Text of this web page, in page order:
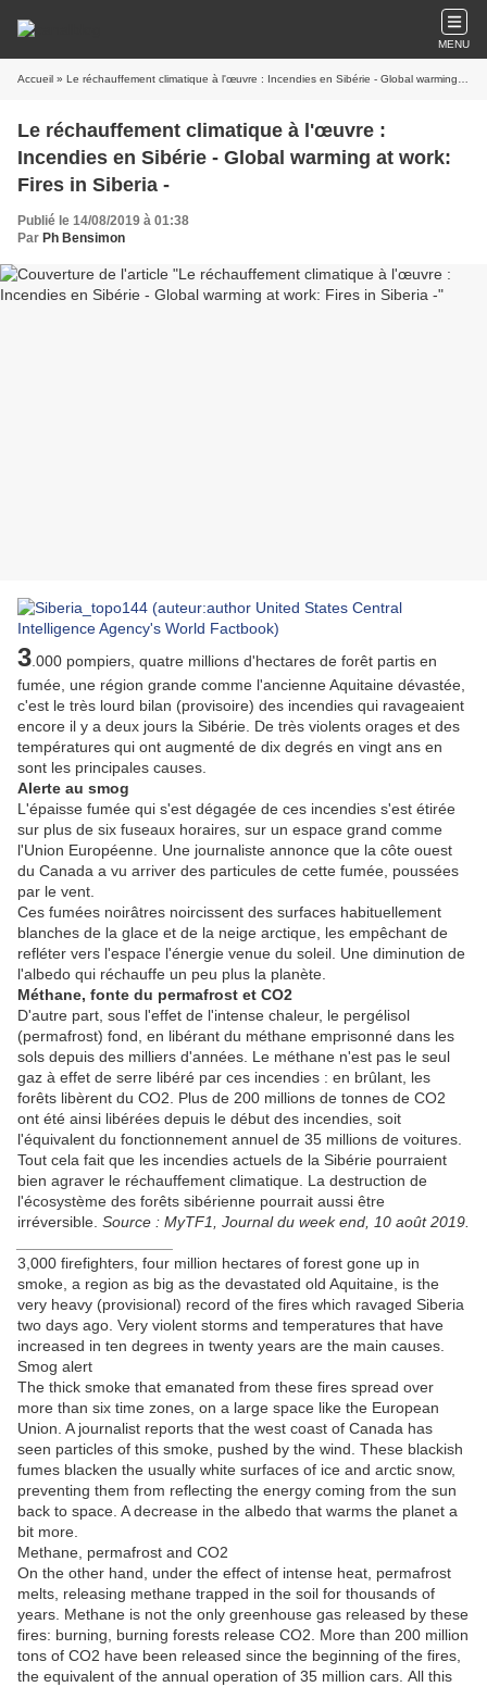
MENU
Accueil » Le réchauffement climatique à l'œuvre : Incendies en Sibérie - Global warming at work: Fires in Siberia -
Le réchauffement climatique à l'œuvre :
Incendies en Sibérie - Global warming at work:
Fires in Siberia -
Publié le 14/08/2019 à 01:38
Par Ph Bensimon
3 .000 pompiers, quatre millions d'hectares de forêt partis en
fumée, une région grande comme l'ancienne Aquitaine dévastée,
c'est le très lourd bilan (provisoire) des incendies qui ravageaient
encore il y a deux jours la Sibérie. De très violents orages et des
températures qui ont augmenté de dix degrés en vingt ans en
sont les principales causes.
Alerte au smog
L'épaisse fumée qui s'est dégagée de ces incendies s'est étirée
sur plus de six fuseaux horaires, sur un espace grand comme
l'Union Européenne. Une journaliste annonce que la côte ouest
du Canada a vu arriver des particules de cette fumée, poussées
par le vent.
Ces fumées noirâtres noircissent des surfaces habituellement
blanches de la glace et de la neige arctique, les empêchant de
refléter vers l'espace l'énergie venue du soleil. Une diminution de
l'albedo qui réchauffe un peu plus la planète.
Méthane, fonte du permafrost et CO2
D'autre part, sous l'effet de l'intense chaleur, le pergélisol
(permafrost) fond, en libérant du méthane emprisonné dans les
sols depuis des milliers d'années. Le méthane n'est pas le seul
gaz à effet de serre libéré par ces incendies : en brûlant, les
forêts libèrent du CO2. Plus de 200 millions de tonnes de CO2
ont été ainsi libérées depuis le début des incendies, soit
l'équivalent du fonctionnement annuel de 35 millions de voitures.
Tout cela fait que les incendies actuels de la Sibérie pourraient
bien agraver le réchauffement climatique. La destruction de
l'écosystème des forêts sibérienne pourrait aussi être
irréversible. Source : MyTF1, Journal du week end, 10 août 2019.
3,000 firefighters, four million hectares of forest gone up in
smoke, a region as big as the devastated old Aquitaine, is the
very heavy (provisional) record of the fires which ravaged Siberia
two days ago. Very violent storms and temperatures that have
increased in ten degrees in twenty years are the main causes.
Smog alert
The thick smoke that emanated from these fires spread over
more than six time zones, on a large space like the European
Union. A journalist reports that the west coast of Canada has
seen particles of this smoke, pushed by the wind. These blackish
fumes blacken the usually white surfaces of ice and arctic snow,
preventing them from reflecting the energy coming from the sun
back to space. A decrease in the albedo that warms the planet a
bit more.
Methane, permafrost and CO2
On the other hand, under the effect of intense heat, permafrost
melts, releasing methane trapped in the soil for thousands of
years. Methane is not the only greenhouse gas released by these
fires: burning, burning forests release CO2. More than 200 million
tons of CO2 have been released since the beginning of the fires,
the equivalent of the annual operation of 35 million cars. All this